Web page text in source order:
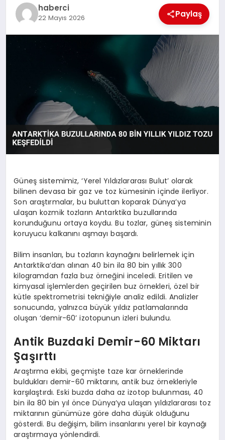
SIYASEThaberci
22 Mayıs 2026 Paylaş
Güneş sistemimiz, ‘Yerel Yıldızlararası Bulut’ olarak
bilinen devasa bir gaz ve toz kümesinin içinde ilerliyor.
Son araştırmalar, bu buluttan koparak Dünya’ya
ulaşan kozmik tozların Antarktika buzullarında
korunduğunu ortaya koydu. Bu tozlar, güneş sisteminin
koruyucu kalkanını aşmayı başardı.
Bilim insanları, bu tozların kaynağını belirlemek için
Antarktika’dan alınan 40 bin ila 80 bin yıllık 300
kilogramdan fazla buz örneğini inceledi. Eritilen ve
kimyasal işlemlerden geçirilen buz örnekleri, özel bir
kütle spektrometrisi tekniğiyle analiz edildi. Analizler
sonucunda, yalnızca büyük yıldız patlamalarında
oluşan ‘demir-60’ izotopunun izleri bulundu.
Antik Buzdaki Demir-60 Miktarı
Şaşırttı
Araştırma ekibi, geçmişte taze kar örneklerinde
buldukları demir-60 miktarını, antik buz örnekleriyle
karşılaştırdı. Eski buzda daha az izotop bulunması, 40
bin ila 80 bin yıl önce Dünya’ya ulaşan yıldızlararası toz
miktarının günümüze göre daha düşük olduğunu
gösterdi. Bu değişim, bilim insanlarını yerel bir kaynağı
araştırmaya yönlendirdi.